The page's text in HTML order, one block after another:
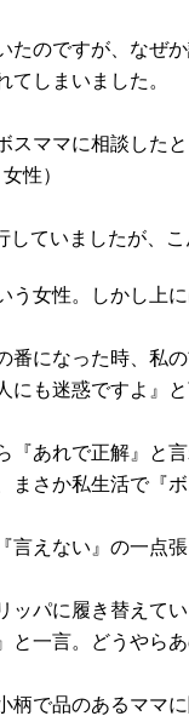
たのですが、なぜ
てしまいました。
ママに相談した
性）
ていましたが、
女性。しかし上に
番になった時、
も迷惑ですよ』
『あれで正解』と
まさか私生活で『
言えない』の一点
パに履き替えて
一言。どうやら
で品のあるママ